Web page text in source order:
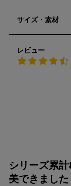
サイズ・素材
レビュー
シリーズ累
美できました